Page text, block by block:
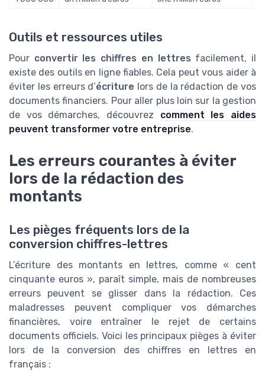
Outils et ressources utiles
Pour convertir les chiffres en lettres facilement, il
existe des outils en ligne fiables. Cela peut vous aider à
éviter les erreurs d’écriture lors de la rédaction de vos
documents financiers. Pour aller plus loin sur la gestion
de vos démarches, découvrez comment les aides
peuvent transformer votre entreprise.
Les erreurs courantes à éviter
lors de la rédaction des
montants
Les pièges fréquents lors de la
conversion chiffres-lettres
L’écriture des montants en lettres, comme « cent
cinquante euros », paraît simple, mais de nombreuses
erreurs peuvent se glisser dans la rédaction. Ces
maladresses peuvent compliquer vos démarches
financières, voire entraîner le rejet de certains
documents officiels. Voici les principaux pièges à éviter
lors de la conversion des chiffres en lettres en
français :